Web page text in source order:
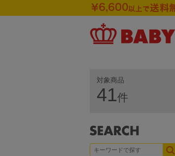
対象商品
41件